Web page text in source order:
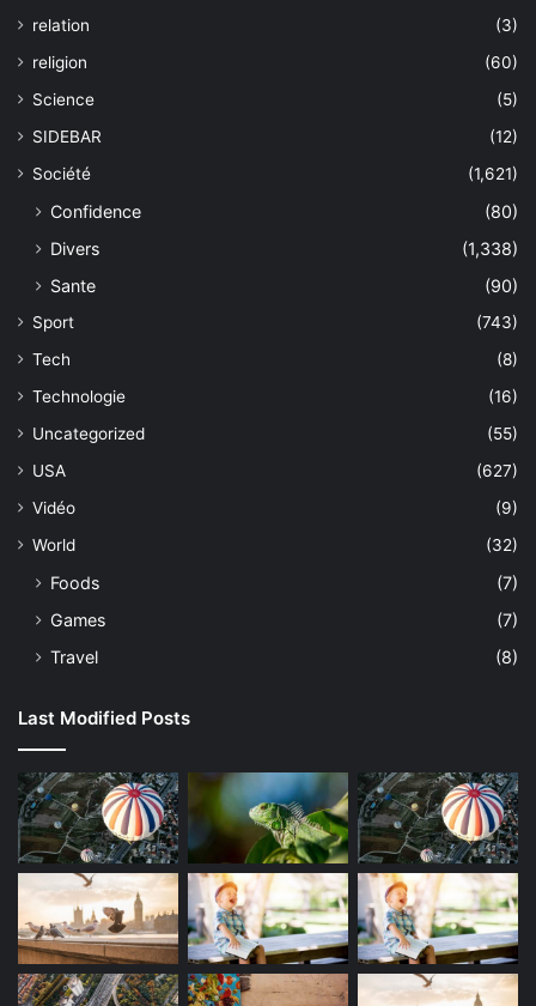
relation
(3)
religion
(60)
Science
(5)
SIDEBAR
(12)
Société
(1,621)
Confidence
(80)
Divers
(1,338)
Sante
(90)
Sport
(743)
Tech
(8)
Technologie
(16)
Uncategorized
(55)
USA
(627)
Vidéo
(9)
World
(32)
Foods
(7)
Games
(7)
Travel
(8)
Last Modified Posts